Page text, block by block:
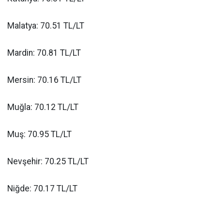
Malatya: 70.51 TL/LT
Mardin: 70.81 TL/LT
Mersin: 70.16 TL/LT
Muğla: 70.12 TL/LT
Muş: 70.95 TL/LT
Nevşehir: 70.25 TL/LT
Niğde: 70.17 TL/LT